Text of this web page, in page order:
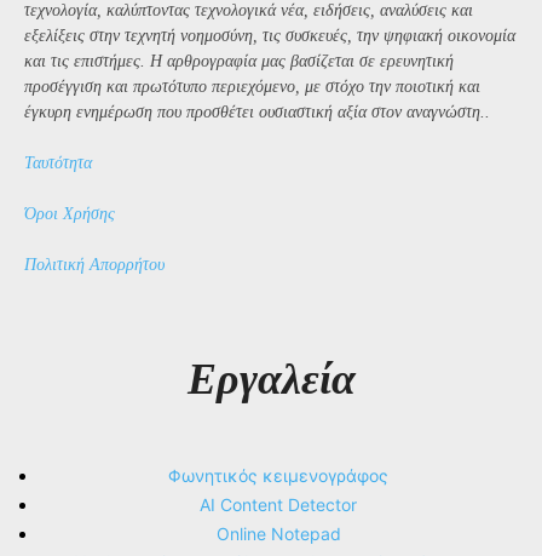
τεχνολογία, καλύπτοντας τεχνολογικά νέα, ειδήσεις, αναλύσεις και
εξελίξεις στην τεχνητή νοημοσύνη, τις συσκευές, την ψηφιακή οικονομία
και τις επιστήμες. Η αρθρογραφία μας βασίζεται σε ερευνητική
προσέγγιση και πρωτότυπο περιεχόμενο, με στόχο την ποιοτική και
έγκυρη ενημέρωση που προσθέτει ουσιαστική αξία στον αναγνώστη..
Ταυτότητα
Όροι Χρήσης
Πολιτική Απορρήτου
Εργαλεία
Φωνητικός κειμενογράφος
AI Content Detector
Online Notepad